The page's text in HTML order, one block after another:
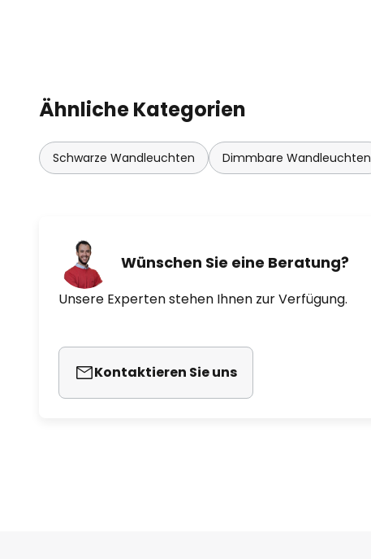
Ähnliche Kategorien
Schwarze Wandleuchten Dimmbare Wandleuchten
Wünschen Sie eine Beratung?
Unsere Experten stehen Ihnen zur Verfügung.
Kontaktieren Sie uns